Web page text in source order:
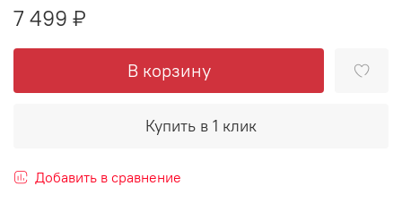
7 499 ₽
В корзину
Купить в 1 клик
Добавить в сравнение